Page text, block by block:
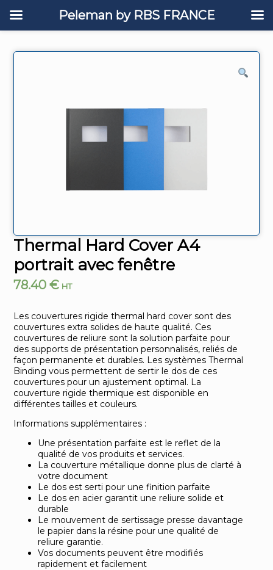
Thermal Hard Cover A4
portrait avec fenêtre
78.40€ HT
Les couvertures rigide thermal hard cover sont des
couvertures extra solides de haute qualité. Ces
couvertures de reliure sont la solution parfaite pour
des supports de présentation personnalisés, reliés de
façon permanente et durables. Les systèmes Thermal
Binding vous permettent de sertir le dos de ces
couvertures pour un ajustement optimal. La
couverture rigide thermique est disponible en
différentes tailles et couleurs.
Informations supplémentaires :
Une présentation parfaite est le reflet de la
qualité de vos produits et services.
La couverture métallique donne plus de clarté à
votre document
Le dos est serti pour une finition parfaite
Le dos en acier garantit une reliure solide et
durable
Le mouvement de sertissage presse davantage
le papier dans la résine pour une qualité de
reliure garantie.
Vos documents peuvent être modifiés
rapidement et facilement
Peleman by RBS FRANCE